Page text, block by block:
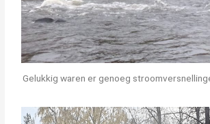
Gelukkig waren er genoeg